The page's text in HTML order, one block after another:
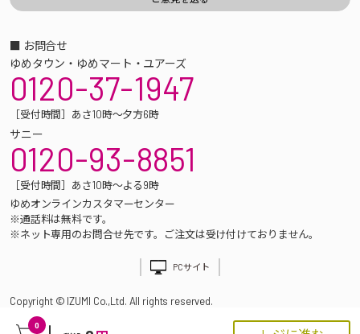
0
■ お問合せ
ゆめタウン・ゆめマート・ユアーズ
0120-37-1947
［受付時間］あさ10時～夕方6時
サニー
0120-93-8851
［受付時間］あさ10時～よる9時
ゆめオンラインカスタマーセンター
※通話料は無料です。
※ネット専用のお問合せ先です。ご注文は受け付けておりません。
PCサイト
Copyright © IZUMI Co.,Ltd. All rights reserved.